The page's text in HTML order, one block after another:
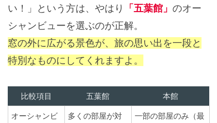
い！」という方は、やはり
「五葉館」 のオー
シャンビューを選ぶのが正解。
窓の外に広がる景色が、旅の思い出を一段と
特別なものにしてくれますよ。
比較項目 五葉館 本館
オーシャンビ 多くの部屋が対 一部の部屋のみ（最